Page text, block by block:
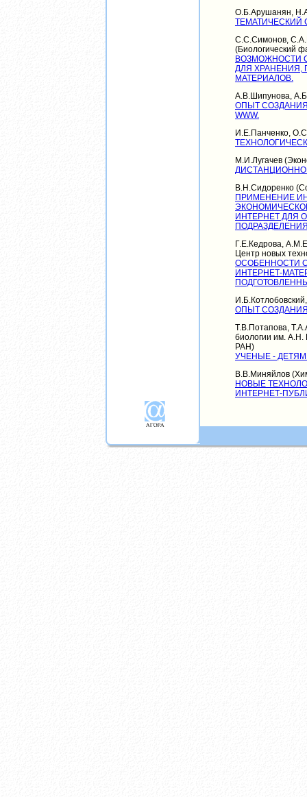
О.Б.Арушанян,
ТЕМАТИЧЕСКИЙ
С.С.Симонов,
(Биологический
ВОЗМОЖНОСТИ
ДЛЯ ХРАНЕНИЯ,
МАТЕРИАЛОВ.
А.В.Шипунова,
ОПЫТ
WWW.
И.Е.Панченко,
М.И.Лугачев
В.Н.Сидоренко
ПРИМЕНЕНИЕ
ИНТЕРНЕТ ДЛЯ
Г.Е.Кедрова,
Центр новых
ОСОБЕННОСТИ
ИНТЕРНЕТ-
ОПЫТ
Т.В.Потапова,
биологии им. А.Н.
РАН)
УЧЕНЫЕ -
В.В.Миняйлов
НОВЫЕ
ИНТЕРНЕТ-